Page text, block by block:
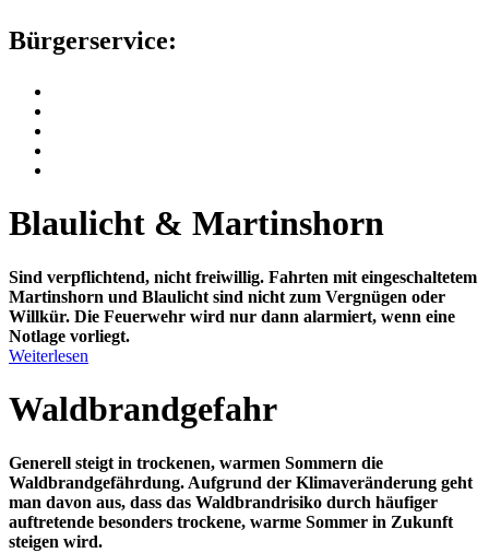
Bürgerservice:
Blaulicht & Martinshorn
Sind verpflichtend, nicht freiwillig. Fahrten mit eingeschaltetem
Martinshorn und Blaulicht sind nicht zum Vergnügen oder
Willkür. Die Feuerwehr wird nur dann alarmiert, wenn eine
Notlage vorliegt.
Weiterlesen
Waldbrandgefahr
Generell steigt in trockenen, warmen Sommern die
Waldbrandgefährdung. Aufgrund der Klimaveränderung geht
man davon aus, dass das Waldbrandrisiko durch häufiger
auftretende besonders trockene, warme Sommer in Zukunft
steigen wird.